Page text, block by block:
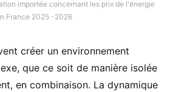
importée concernant les prix de l'énergie
France 2025 -2026
créer un environnement
que ce soit de manière isolée
en combinaison. La dynamique